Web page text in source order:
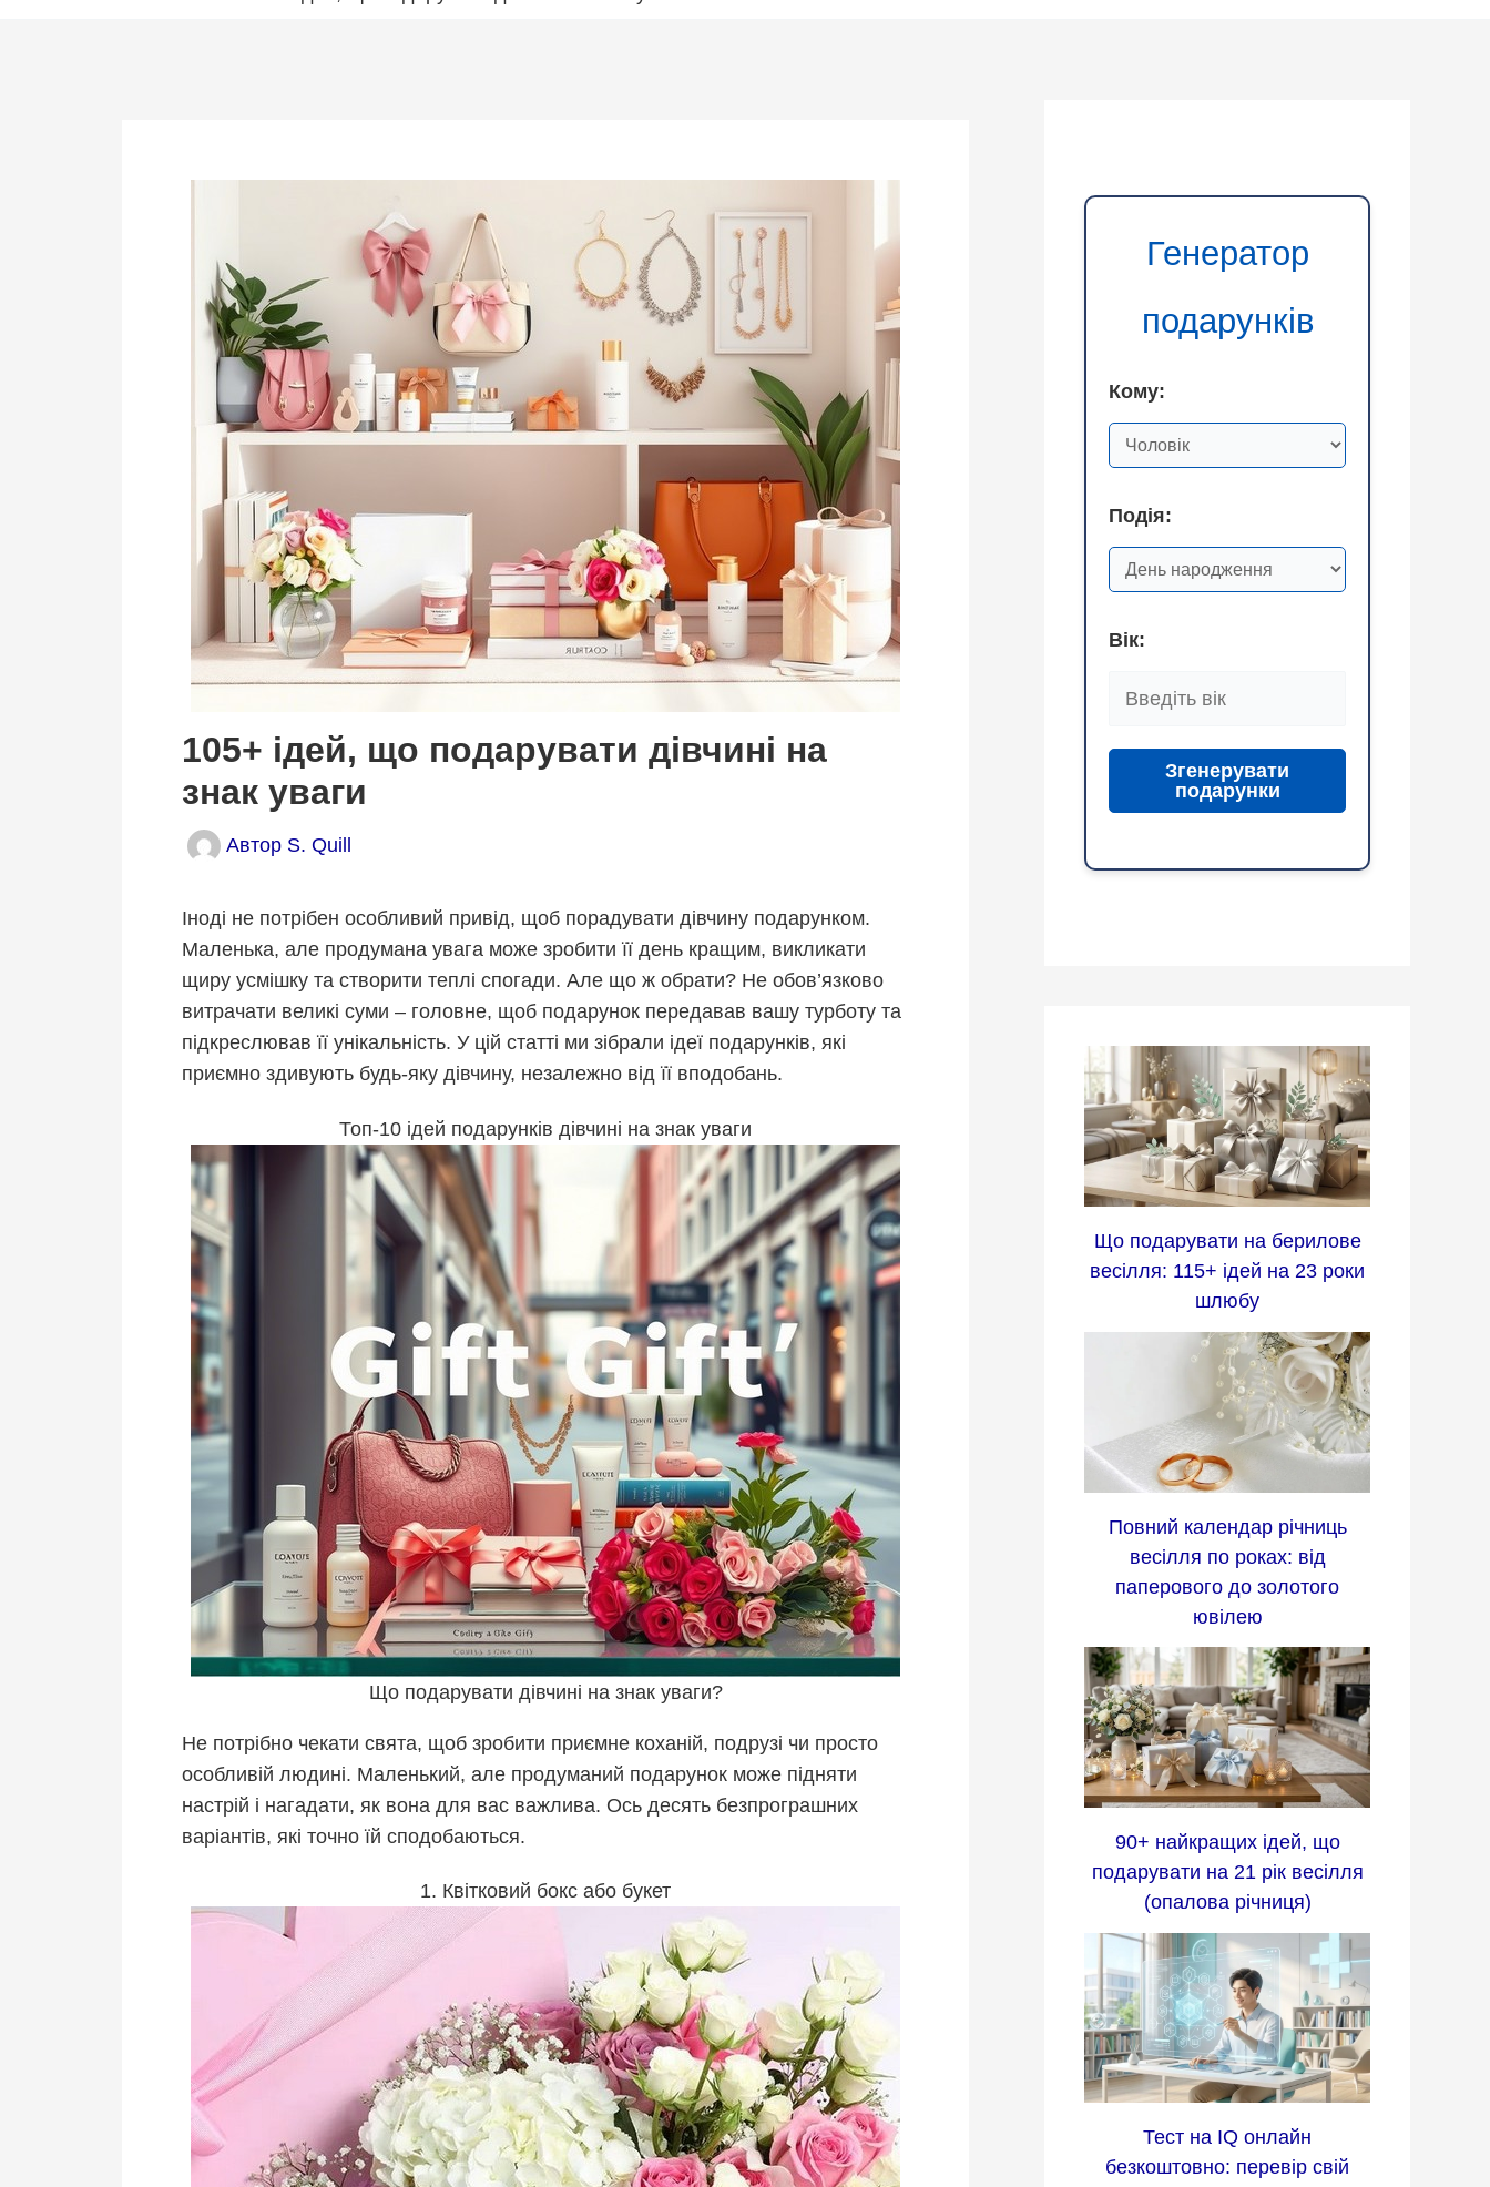
105+ ідей, що подарувати дівчині на
знак уваги
Автор S. Quill
Іноді не потрібен особливий привід, щоб порадувати дівчину подарунком.
Маленька, але продумана увага може зробити її день кращим, викликати
щиру усмішку та створити теплі спогади. Але що ж обрати? Не обов’язково
витрачати великі суми – головне, щоб подарунок передавав вашу турботу та
підкреслював її унікальність. У цій статті ми зібрали ідеї подарунків, які
приємно здивують будь-яку дівчину, незалежно від її вподобань.
Топ-10 ідей подарунків дівчині на знак уваги
Що подарувати дівчині на знак уваги?
Не потрібно чекати свята, щоб зробити приємне коханій, подрузі чи просто
особливій людині. Маленький, але продуманий подарунок може підняти
настрій і нагадати, як вона для вас важлива. Ось десять безпрограшних
варіантів, які точно їй сподобаються.
1. Квітковий бокс або букет
Генератор
подарунків
Кому:
Подія:
Вік:
Згенерувати
подарунки
Що подарувати на берилове
весілля: 115+ ідей на 23 роки
шлюбу
Повний календар річниць
весілля по роках: від
паперового до золотого
ювілею
90+ найкращих ідей, що
подарувати на 21 рік весілля
(опалова річниця)
Тест на IQ онлайн
безкоштовно: перевір свій